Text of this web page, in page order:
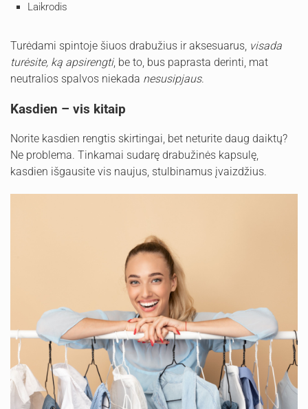
Laikrodis
Turėdami spintoje šiuos drabužius ir aksesuarus, visada
turėsite, ką apsirengti, be to, bus paprasta derinti, mat
neutralios spalvos niekada nesusipjaus.
Kasdien – vis kitaip
Norite kasdien rengtis skirtingai, bet neturite daug daiktų?
Ne problema. Tinkamai sudarę drabužinės kapsulę,
kasdien išgausite vis naujus, stulbinamus įvaizdžius.